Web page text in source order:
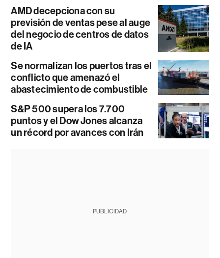
AMD decepciona con su
previsión de ventas pese al auge
del negocio de centros de datos
de IA
Se normalizan los puertos tras el
conflicto que amenazó el
abastecimiento de combustible
S&P 500 supera los 7.700
puntos y el Dow Jones alcanza
un récord por avances con Irán
PUBLICIDAD